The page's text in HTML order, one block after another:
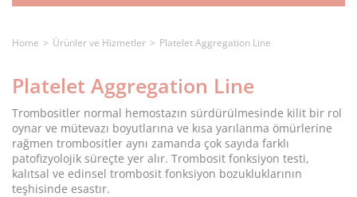
Home Ürünler ve Hizmetler Platelet Aggregation Line
Platelet Aggregation Line
Trombositler normal hemostazın sürdürülmesinde kilit bir rol
oynar ve mütevazı boyutlarına ve kısa yarılanma ömürlerine
rağmen trombositler aynı zamanda çok sayıda farklı
patofizyolojik süreçte yer alır. Trombosit fonksiyon testi,
kalıtsal ve edinsel trombosit fonksiyon bozukluklarının
teşhisinde esastır.